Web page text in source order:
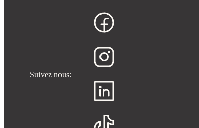
Suivez nous: